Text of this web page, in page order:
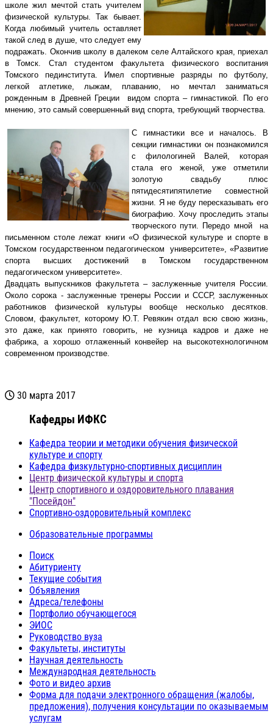
школе жил мечтой стать учителем
физической культуры. Так бывает.
Когда любимый учитель оставляет
такой след в душе, что следует ему
подражать. Окончив школу в далеком селе Алтайского края, приехал
в Томск. Стал студентом факультета физического воспитания
Томского пединститута. Имел спортивные разряды по футболу,
легкой атлетике, лыжам, плаванию, но мечтал заниматься
рожденным в Древней Греции видом спорта – гимнастикой. По его
мнению, это самый совершенный вид спорта, требующий творчества.
С гимнастики все и началось. В
секции гимнастики он познакомился
с филологиней Валей, которая
стала его женой, уже отметили
золотую свадьбу плюс
пятидесятипятилетие совместной
жизни. Я не буду пересказывать его
биографию. Хочу проследить этапы
творческого пути. Передо мной на
письменном столе лежат книги «О физической культуре и спорте в
Томском государственном педагогическом университете», «Развитие
спорта высших достижений в Томском государственном
педагогическом университете».
Двадцать выпускников факультета – заслуженные учителя России.
Около сорока - заслуженные тренеры России и СССР, заслуженных
работников физической культуры вообще несколько десятков.
Словом, факультет, которому Ю.Т. Ревякин отдал всю свою жизнь,
это даже, как принято говорить, не кузница кадров и даже не
фабрика, а хорошо отлаженный конвейер на высокотехнологичном
современном производстве.
30 марта 2017
Кафедры ИФКС
Кафедра теории и методики обучения физической
культуре и спорту
Кафедра физкультурно-спортивных дисциплин
Центр физической культуры и спорта
Центр спортивного и оздоровительного плавания
"Посейдон"
Спортивно-оздоровительный комплекс
Образовательные программы
Поиск
Абитуриенту
Текущие события
Объявления
Адреса/телефоны
Портфолио обучающегося
ЭИОС
Руководство вуза
Факультеты, институты
Научная деятельность
Международная деятельность
Фото и видео архив
Форма для подачи электронного обращения (жалобы,
предложения), получения консультации по оказываемым
услугам